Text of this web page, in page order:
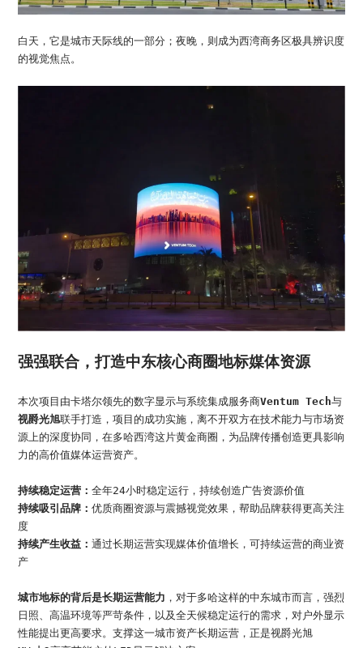
白天，它是城市天际线的一部分；夜晚，则成为西湾商务区极具辨识度
的视觉焦点。
强强联合，打造中东核心商圈地标媒体资源
本次项目由卡塔尔领先的数字显示与系统集成服务商Ventum Tech与
视爵光旭联手打造，项目的成功实施，离不开双方在技术能力与市场资
源上的深度协同，在多哈西湾这片黄金商圈，为品牌传播创造更具影响
力的高价值媒体运营资产。
持续稳定运营：全年24小时稳定运行，持续创造广告资源价值
持续吸引品牌：优质商圈资源与震撼视觉效果，帮助品牌获得更高关注
度
持续产生收益：通过长期运营实现媒体价值增长，可持续运营的商业资
产
城市地标的背后是长期运营能力 ，对于多哈这样的中东城市而言，强烈
日照、高温环境等严苛条件，以及全天候稳定运行的需求，对户外显示
性能提出更高要求。支撑这一城市资产长期运营，正是视爵光旭